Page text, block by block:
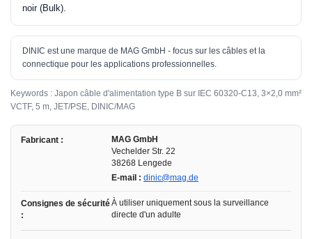
noir (Bulk).
DINIC est une marque de MAG GmbH - focus sur les câbles et la
connectique pour les applications professionnelles.
Keywords : Japon câble d'alimentation type B sur IEC 60320-C13, 3×2,0 mm²
VCTF, 5 m, JET/PSE, DINIC/MAG
Fabricant :
MAG GmbH
Vechelder Str. 22
38268 Lengede
E-mail : dinic@mag.de
Consignes de sécurité
:
À utiliser uniquement sous la surveillance
directe d'un adulte